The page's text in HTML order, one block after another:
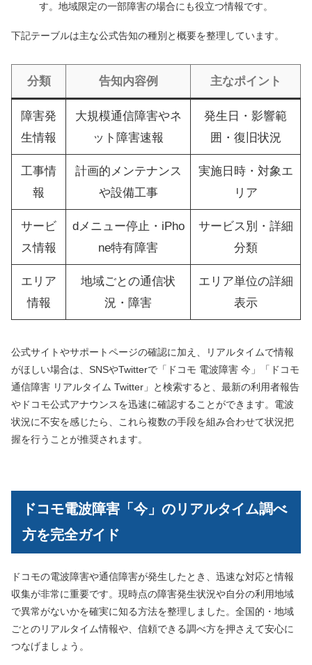
す。地域限定の一部障害の場合にも役立つ情報です。
下記テーブルは主な公式告知の種別と概要を整理しています。
分類 告知内容例 主なポイント
障害発
生情報
大規模通信障害やネ
ット障害速報
発生日・影響範
囲・復旧状況
工事情
報
計画的メンテナンス
や設備工事
実施日時・対象エ
リア
サービ
ス情報
dメニュー停止・iPho
ne特有障害
サービス別・詳細
分類
エリア
情報
地域ごとの通信状
況・障害
エリア単位の詳細
表示
公式サイトやサポートページの確認に加え、リアルタイムで情報
がほしい場合は、SNSやTwitterで「ドコモ 電波障害 今」「ドコモ
通信障害 リアルタイム Twitter」と検索すると、最新の利用者報告
やドコモ公式アナウンスを迅速に確認することができます。電波
状況に不安を感じたら、これら複数の手段を組み合わせて状況把
握を行うことが推奨されます。
ドコモ電波障害「今」のリアルタイム調べ
方を完全ガイド
ドコモの電波障害や通信障害が発生したとき、迅速な対応と情報
収集が非常に重要です。現時点の障害発生状況や自分の利用地域
で異常がないかを確実に知る方法を整理しました。全国的・地域
ごとのリアルタイム情報や、信頼できる調べ方を押さえて安心に
つなげましょう。